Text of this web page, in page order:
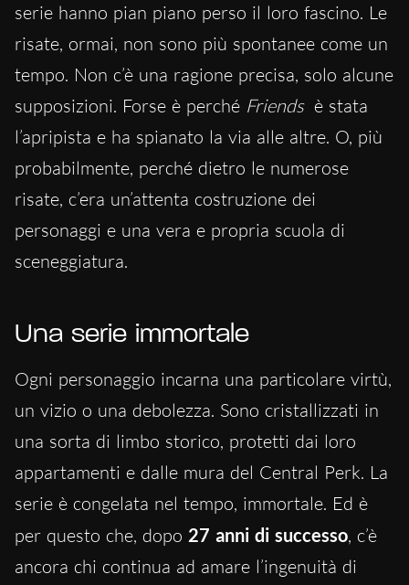
serie hanno pian piano perso il loro fascino. Le
risate, ormai, non sono più spontanee come un
tempo. Non c’è una ragione precisa, solo alcune
supposizioni. Forse è perché Friends è stata
l’apripista e ha spianato la via alle altre. O, più
probabilmente, perché dietro le numerose
risate, c’era un’attenta costruzione dei
personaggi e una vera e propria scuola di
sceneggiatura.
Una serie immortale
Ogni personaggio incarna una particolare virtù,
un vizio o una debolezza. Sono cristallizzati in
una sorta di limbo storico, protetti dai loro
appartamenti e dalle mura del Central Perk. La
serie è congelata nel tempo, immortale. Ed è
per questo che, dopo 27 anni di successo, c’è
ancora chi continua ad amare l’ingenuità di